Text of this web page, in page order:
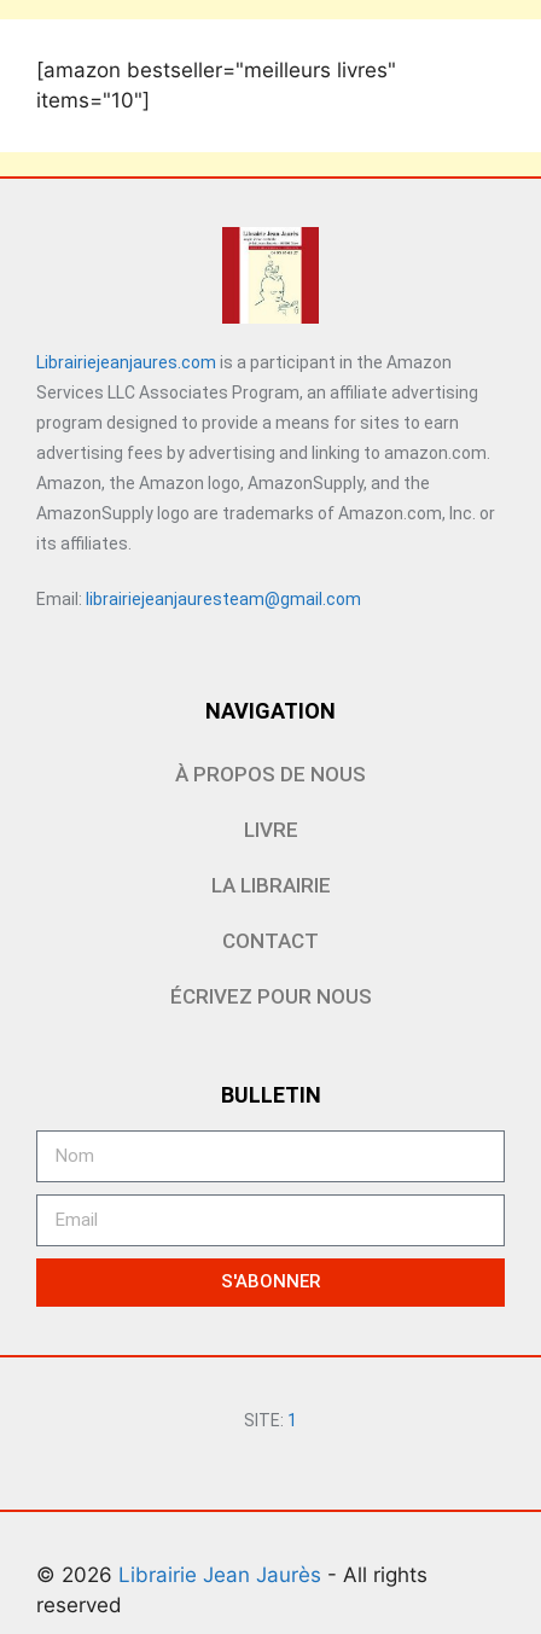
[amazon bestseller="meilleurs livres"
items="10"]
Librairiejeanjaures.com is a participant in the Amazon
Services LLC Associates Program, an affiliate advertising
program designed to provide a means for sites to earn
advertising fees by advertising and linking to amazon.com.
Amazon, the Amazon logo, AmazonSupply, and the
AmazonSupply logo are trademarks of Amazon.com, Inc. or
its affiliates.
Email: librairiejeanjauresteam@gmail.com
NAVIGATION
À PROPOS DE NOUS
LIVRE
LA LIBRAIRIE
CONTACT
ÉCRIVEZ POUR NOUS
BULLETIN
S'ABONNER
SITE: 1
© 2026 Librairie Jean Jaurès - All rights
reserved